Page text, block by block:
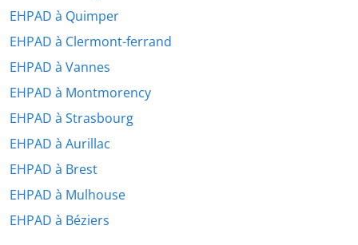
EHPAD à Quimper
EHPAD à Clermont-ferrand
EHPAD à Vannes
EHPAD à Montmorency
EHPAD à Strasbourg
EHPAD à Aurillac
EHPAD à Brest
EHPAD à Mulhouse
EHPAD à Béziers